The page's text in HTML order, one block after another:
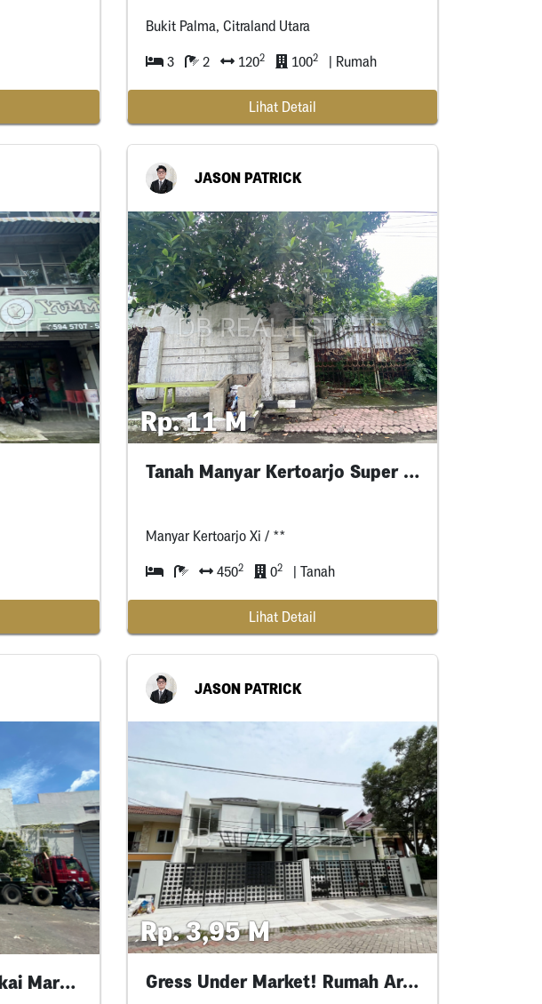
Bukit Palma, Citraland Utara
3 2 1202 1002 | Rumah
Lihat Detail
JASON PATRICK
Rp. 11 M
Tanah Manyar Kertoarjo Super Ciamik
Manyar Kertoarjo Xi / **
4502 02 | Tanah
Lihat Detail
9Jt-An Gudang Siap Pakai Margomulyo
JASON PATRICK
Rp. 3,95 M
Gress Under Market! Rumah Araya